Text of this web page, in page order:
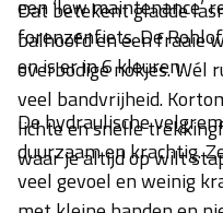
Dat betekent gladde
balhoofd en een fraaie
overbodige nokjes. Wél
veel bandvrijheid.
lichte en snelle
waar je altijd op wilt
een ‘low maintenance’
forenzenfiets. De
en is er in 6 kleuren.
De hydraulische
duurzaam en krachtig.
veel gevoel en weinig